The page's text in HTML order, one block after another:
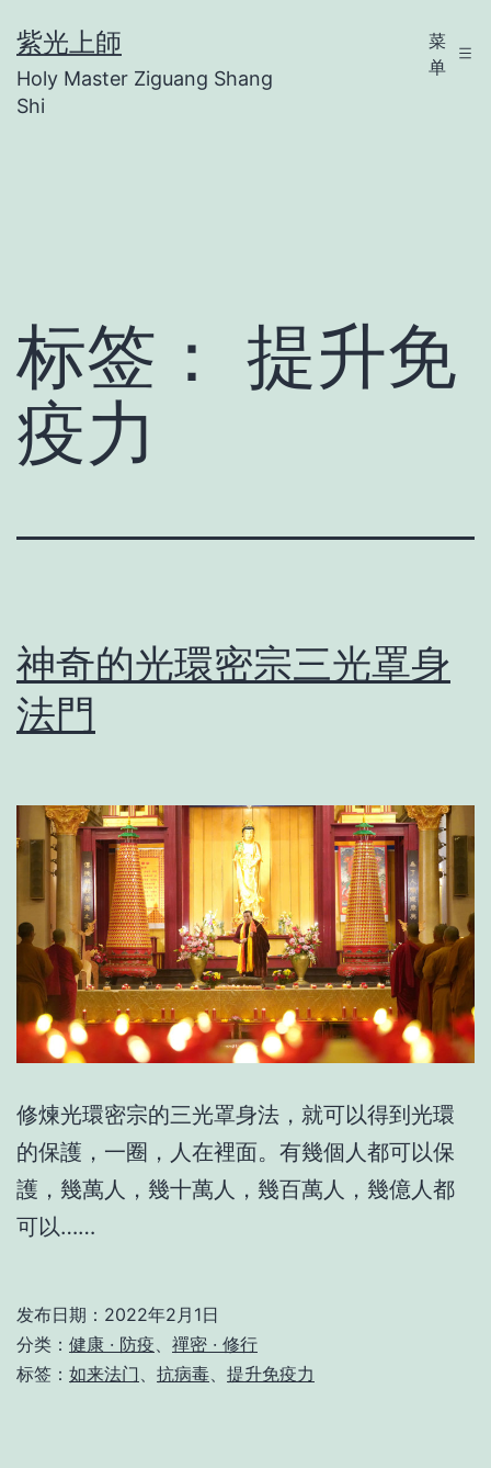
至
内
紫光上師
Holy Master Ziguang Shang
Shi
菜
单
标签： 提升免
疫力
神奇的光環密宗三光罩身
法門
修煉光環密宗的三光罩身法，就可以得到光環
的保護，一圈，人在裡面。有幾個人都可以保
護，幾萬人，幾十萬人，幾百萬人，幾億人都
可以……
发布日期： 2022年2月1日
分类： 健康 · 防疫
禪密 · 修行
标签： 如来法门 抗病毒 提升免疫力